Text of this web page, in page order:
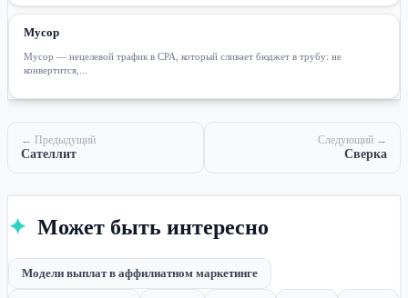
Мусор
Мусор — нецелевой трафик в CPA, который сливает бюджет в трубу: не
конвертится,...
← Предыдущий
Сателлит
Следующий →
Сверка
✦ Может быть интересно
Модели выплат в аффилиатном маркетинге